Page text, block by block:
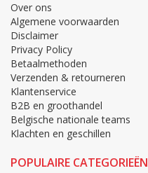
Over ons
Algemene voorwaarden
Disclaimer
Privacy Policy
Betaalmethoden
Verzenden & retourneren
Klantenservice
B2B en groothandel
Belgische nationale teams
Klachten en geschillen
POPULAIRE CATEGORIEËN